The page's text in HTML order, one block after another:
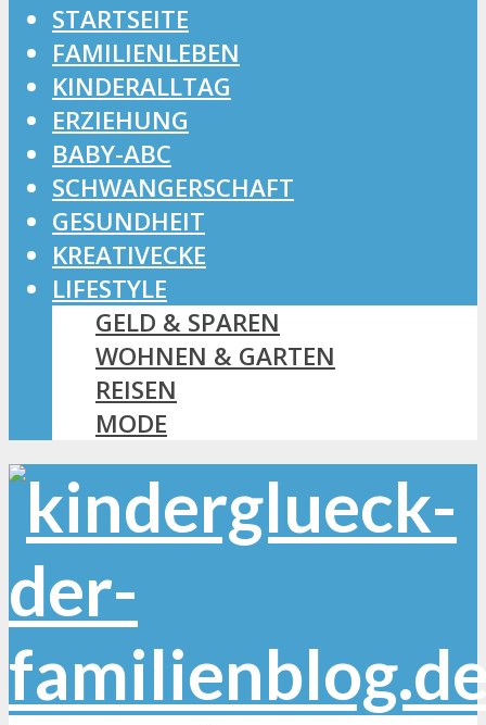
STARTSEITE
FAMILIENLEBEN
KINDERALLTAG
ERZIEHUNG
BABY-ABC
SCHWANGERSCHAFT
GESUNDHEIT
KREATIVECKE
LIFESTYLE
GELD & SPAREN
WOHNEN & GARTEN
REISEN
MODE